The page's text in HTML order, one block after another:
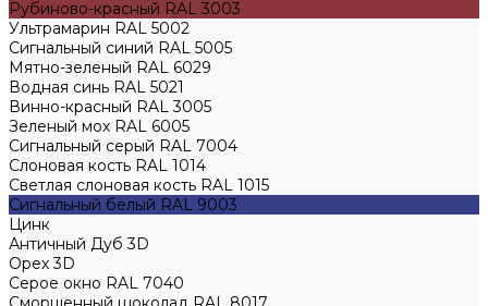
Рубиново-красный RAL 3003
Ультрамарин RAL 5002
Сигнальный синий RAL 5005
Мятно-зеленый RAL 6029
Водная синь RAL 5021
Винно-красный RAL 3005
Зеленый мох RAL 6005
Сигнальный серый RAL 7004
Слоновая кость RAL 1014
Светлая слоновая кость RAL 1015
Сигнальный белый RAL 9003
Цинк
Античный Дуб 3D
Орех 3D
Серое окно RAL 7040